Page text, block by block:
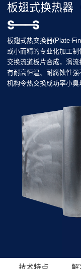
板翅式换热器
板翅式热交换器(Plate-
或小而精的专业化加工
交换流道板片合成，涡
有耐高恒温、耐腐蚀性
机构令热交换成功率小臭
技术特点 解